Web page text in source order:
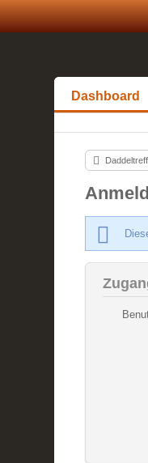
Dashboard
Daddeltreff